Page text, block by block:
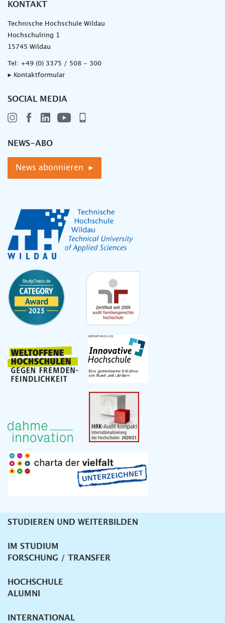
KONTAKT
Technische Hochschule Wildau
Hochschulring 1
15745 Wildau
Tel: +49 (0) 3375 / 508 - 300
▸ Kontaktformular
SOCIAL MEDIA
NEWS-ABO
News abonnieren ▸
Unternavigation
STUDIEREN UND WEITERBILDEN
IM STUDIUM
FORSCHUNG / TRANSFER
HOCHSCHULE
ALUMNI
INTERNATIONAL